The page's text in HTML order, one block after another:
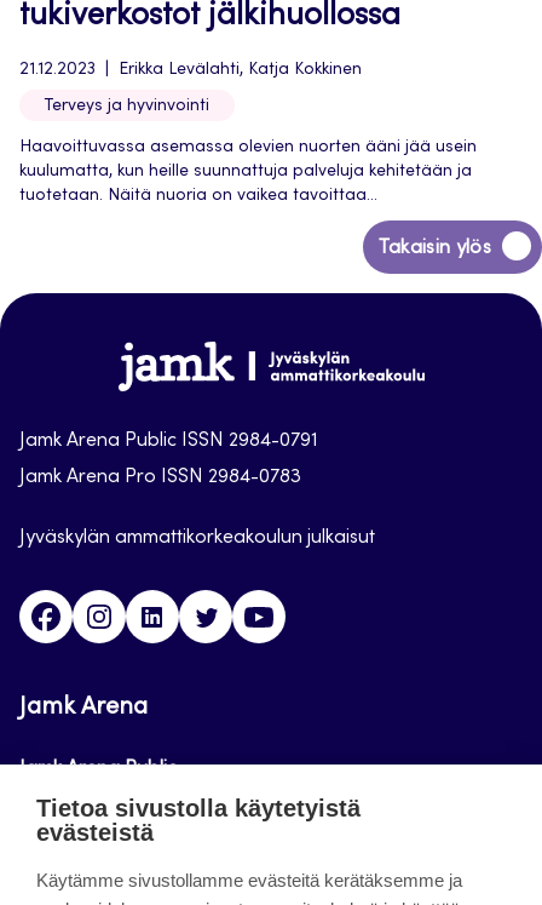
tukiverkostot jälkihuollossa
21.12.2023 Erikka Levälahti, Katja Kokkinen
Terveys ja hyvinvointi
Haavoittuvassa asemassa olevien nuorten ääni jää usein
kuulumatta, kun heille suunnattuja palveluja kehitetään ja
tuotetaan. Näitä nuoria on vaikea tavoittaa...
Takaisin ylös
Siirry
takaisin
Jamk
Arena
Jamk Arena Public ISSN 2984-0791
Jamk Arena Pro ISSN 2984-0783
Jyväskylän ammattikorkeakoulun julkaisut
FacebookInstagramLinkedinTwitter
Jamk Arena
Jamk Arena Public
Jamk Arena Pro
Tietoa sivustolla käytetyistä
evästeistä
Käytämme sivustollamme evästeitä kerätäksemme ja